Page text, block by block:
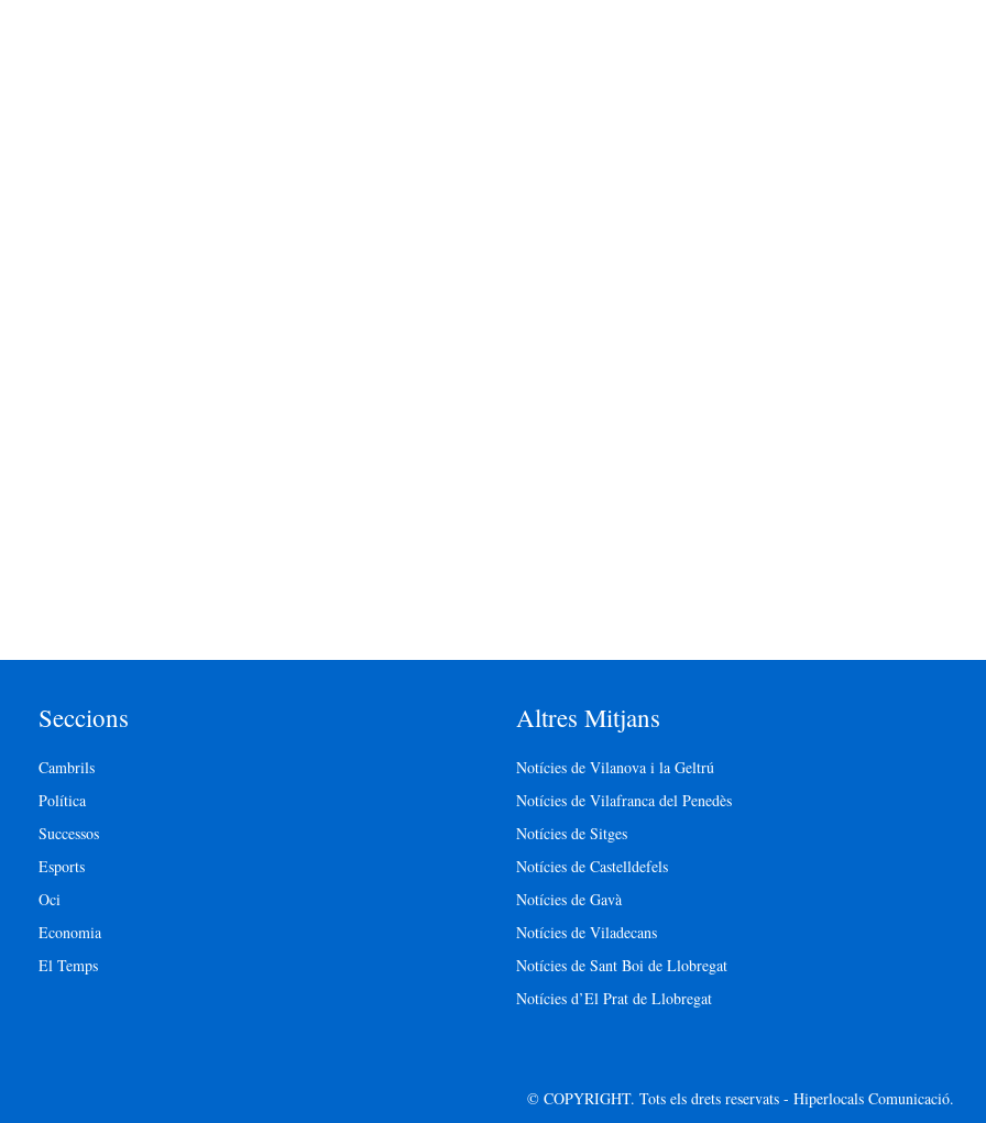
Seccions
Cambrils
Política
Successos
Esports
Oci
Economia
El Temps
Altres Mitjans
Notícies de Vilanova i la Geltrú
Notícies de Vilafranca del Penedès
Notícies de Sitges
Notícies de Castelldefels
Notícies de Gavà
Notícies de Viladecans
Notícies de Sant Boi de Llobregat
Notícies d’El Prat de Llobregat
© COPYRIGHT. Tots els drets reservats - Hiperlocals Comunicació.